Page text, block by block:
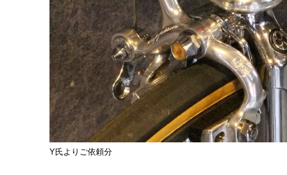
Y氏よりご依頼分